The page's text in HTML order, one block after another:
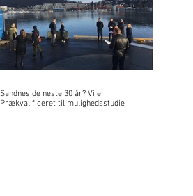
Sandnes de neste 30 år? Vi er
Prækvalificeret til mulighedsstudie